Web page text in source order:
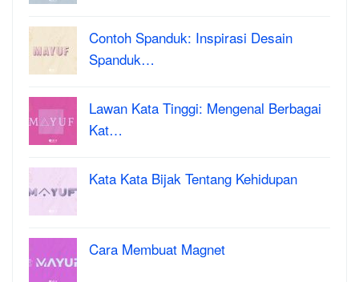
Contoh Spanduk: Inspirasi Desain
Spanduk…
Lawan Kata Tinggi: Mengenal Berbagai
Kat…
Kata Kata Bijak Tentang Kehidupan
Cara Membuat Magnet